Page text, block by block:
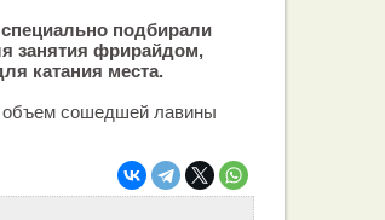
подбирали
занятия фрирайдом,
катания места.
сошедшей лавины